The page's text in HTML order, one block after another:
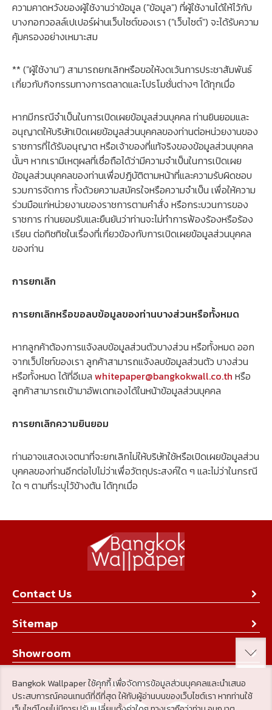
Bangkok Wallpaper ใช้คุกกี้ เพื่อจัดการข้อมูลส่วนบุคคลและนำเสนอ
ประสบการณ์คอนเทนต์ที่ดีที่สุด ให้กับผู้อ่านบนของเว็บไซต์เรา หากท่านใช้
ความคาดหวังของผู้ใช้งานว่าข้อมูล ("ข้อมูล") ที่ผู้ใช้งานได้ให้ไว้กับ
บางกอกวอลล์เปเปอร์ผ่านเว็บไซต์ของเรา ("เว็บไซต์") จะได้รับความ
คุ้มครองอย่างเหมาะสม
** ("ผู้ใช้งาน") สามารถยกเลิกหรือขอให้งดเว้นการประชาสัมพันธ์
เกี่ยวกับกิจกรรมทางการตลาดและโปรโมชั่นต่างๆ ได้ทุกเมื่อ
หากมีกรณีจำเป็นในการเปิดเผยข้อมูลส่วนบุคคล ท่านยินยอมและ
อนุญาตให้บริษัทเปิดเผยข้อมูลส่วนบุคคลของท่านต่อหน่วยงานของ
ราชการที่ได้รับอนุญาต หรือเจ้าของที่แท้จริงของข้อมูลส่วนบุคคล
นั้นๆ หากเรามีเหตุผลที่เชื่อถือได้ว่ามีความจำเป็นในการเปิดเผย
ข้อมูลส่วนบุคคลของท่านเพื่อปฎิบัติตามหน้าที่และความรับผิดชอบ
รวมการจัดการ ทั้งด้วยความสมัครใจหรือความจำเป็น เพื่อให้ความ
ร่วมมือแก่หน่วยงานของราชการตามคำสั่ง หรือกระบวนการของ
ราชการ ท่านยอมรับและยืนยันว่าท่านจะไม่ทำการฟ้องร้องหรือร้อง
เรียน ต่อทิชทิชในเรื่องที่เกี่ยวข้องกับการเปิดเผยข้อมูลส่วนบุคคล
ของท่าน
การยกเลิก
การยกเลิกหรือขอลบข้อมูลของท่านบางส่วนหรือทั้งหมด
หากลูกค้าต้องการแจ้งลบข้อมูลส่วนตัวบางส่วน หรือทั้งหมด ออก
จากเว็ปไซท์ของเรา ลูกค้าสามารถแจ้งลบข้อมูลส่วนตัว บางส่วน
หรือทั้งหมด ได้ที่อีเมล whitepaper@bangkokwall.co.th หรือ
ลูกค้าสามารถเข้ามาอัพเดทเองได้ในหน้าข้อมูลส่วนบุคคล
การยกเลิกความยินยอม
ท่านอาจแสดงเจตนาที่จะยกเลิกไม่ให้บริษัทใช้หรือเปิดเผยข้อมูลส่วน
บุคคลของท่านอีกต่อไปไม่ว่าเพื่อวัตถุประสงค์ใด ๆ และไม่ว่าในกรณี
ใด ๆ ตามที่ระบุไว้ข้างต้น ได้ทุกเมื่อ
Contact Us
About Us
Contact Us
Achievement
Sitemap
Collection
Product
Tips & Tricks
About Us
Showroom
Stay Connected